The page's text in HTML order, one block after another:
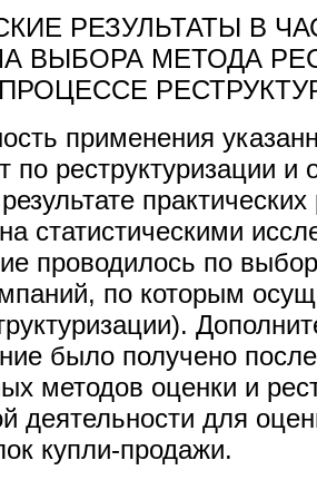
РЕЗУЛЬТАТЫ В
ВЫБОРА МЕТОДА
применения
по реструктуризации и
практических
статистическими
проводилось по
по которым
было получено
методов оценки и
деятельности для
купли-продажи.